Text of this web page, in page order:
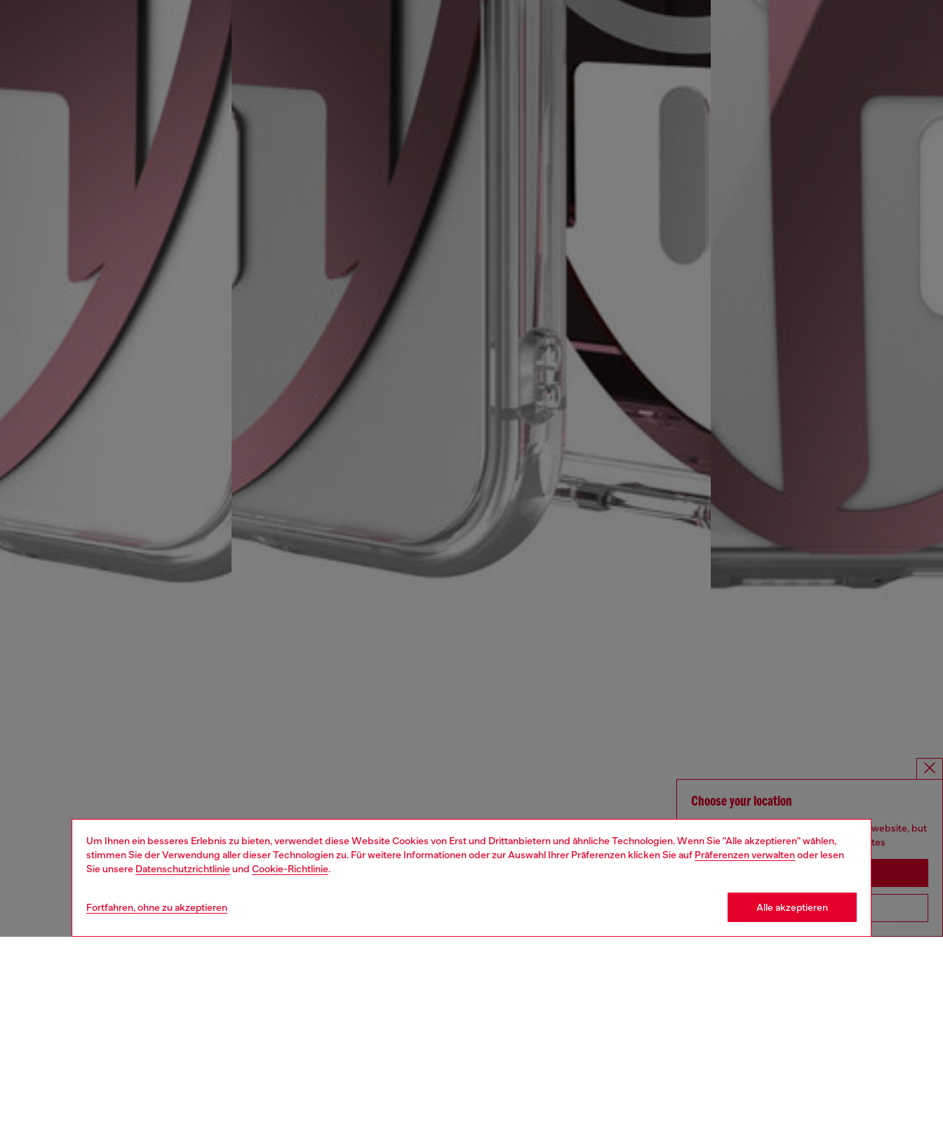
Um Ihnen ein besseres Erlebnis zu bieten, verwendet diese Website Cookies von Erst und Drittanbietern und ähnliche Technologien. Wenn Sie "Alle akzeptieren" wählen,
stimmen Sie der Verwendung aller dieser Technologien zu. Für weitere Informationen oder zur Auswahl Ihrer Präferenzen klicken Sie auf Präferenzen verwaltenoder lesen
Sie unsere Datenschutzrichtlinieund Cookie-Richtlinie.
Fortfahren, ohne zu akzeptieren Alle akzeptieren
Choose your location
You are currently browsing Deutschland website, but
it seems you may be based in United States
Go to United States